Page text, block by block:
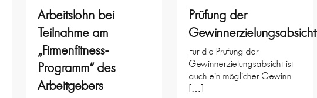
Arbeitslohn bei
Teilnahme am
„Firmenfitness-
Programm“ des
Arbeitgebers
Prüfung der
Gewinnerzielungsabsicht
Für die Prüfung der
Gewinnerzielungsabsicht ist
auch ein möglicher Gewinn
[…]